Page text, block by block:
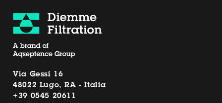
Via Gessi 16
48022 Lugo, RA - Italia
+39 0545 20611